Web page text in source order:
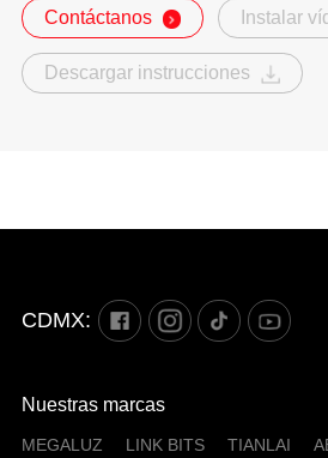
Contáctanos Instalar
Descargar instrucciones
CDMX:
Nuestras marcas
MEGALUZ LINK BITS TIANLAI